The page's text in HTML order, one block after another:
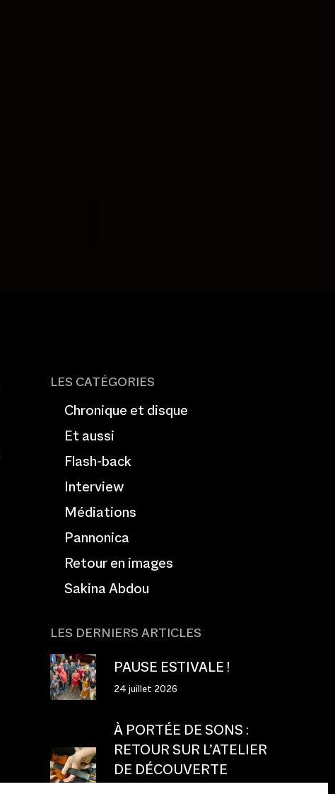
LES CATÉGORIES
Chronique et disque
Et aussi
Flash-back
Interview
Médiations
Pannonica
Retour en images
Sakina Abdou
LES DERNIERS ARTICLES
PAUSE ESTIVALE !
24 juillet 2026
À PORTÉE DE SONS :
RETOUR SUR L’ATELIER
DE DÉCOUVERTE
TACTILE